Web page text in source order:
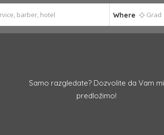
Where
Samo razgledate? Dozvolite da Vam mi
predložimo!